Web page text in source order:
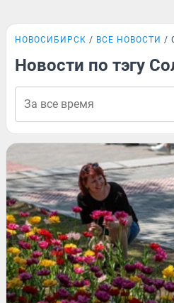
НОВОСИБИРСК ВСЕ НОВОСТИ
Новости по тэгу